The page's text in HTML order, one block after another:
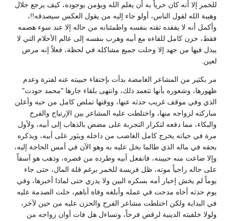
للخمر إلا أنه كان حرياً به أن يعلم الله ويؤمن بوجوده، كيف يرجع جلال
وهيبة الله لقول الناس، أولو جاء إليه من يقول العكس سيصدقه!!،
وأكمل أنه لا يفقده ثقته بنفسه واطمئنانه من حاله إلا عند سوء هضمه
فقط، حزن كامل للقاءه مع أبيه وهرب بنفسه إلى عالم الأحلام التي لا
يبذل فيها من جهد إلا وحلت جميع مشاكله في لحظة، فعلاً إنه مرض
لعين.
مر بكثير من المشاعر الغامضة بدأت بإختفاء حبيبته عنه لفترة وعدم
ظهورها، وشعوره بأنها تتعمد ذلك، وانتهى بلقاء جارها "محمد جودت"
الذي وفي موقف غريب حدثه عنها، ووقتها تملص كامل من حبه وأعلن
مباركته لزواجه منها، واختلطت عليه المشاعر بين الإرتياح والفرح
والبكاء، مما دفعه لتكرار التجربة على مضض بالذهاب إلى أبيه، ولأول
مرة في حياته يخرج كامل الغاضب من داخله ويثور على أبيه، ويذكره
بحقه في ماله الذي طالما بخل عليه به وهو الآن في أمس الحاجة إليه،
وإلا ضاعت منه حبيبته، فانفعل أبيه وطرده من قصره، وذهب هو آسفاً
على حاله راجياً موته، ظل فريسة للخمر برغم قلة المال، حتى جاء
يوماً لم يخش إخبار أمه بسكره البين ولا يدري حتى لماذا أخبرها، وفي
يوم حدثه أخاه مدحت في عمله وأبلغه وفاة أباهم، حلت الصدمة عليه
في البداية ولكن اختلطت مشاعر الفرح والحزن عليه من حين لآخر،
ولولا خلفيته الدينية لرقص فرحاً، وتساءل هل فات أوان زواجه من